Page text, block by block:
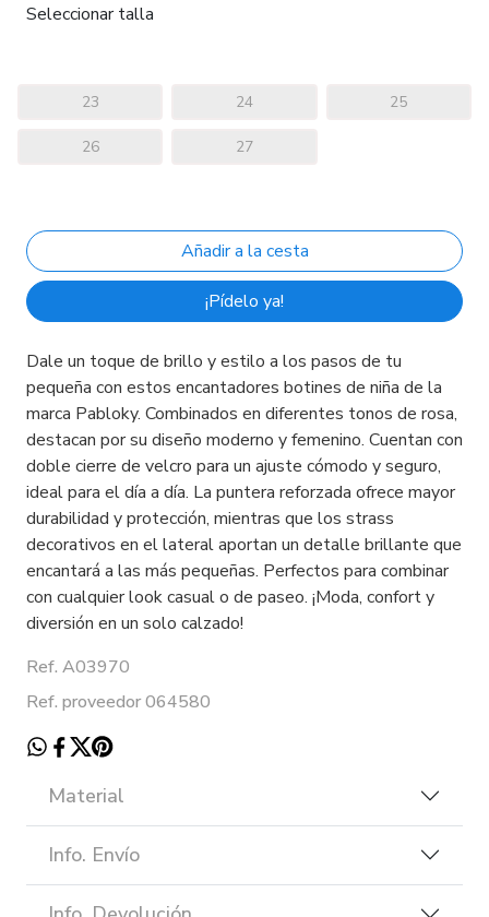
Seleccionar talla
23 24 25
26 27
¡Pídelo ya!
Dale un toque de brillo y estilo a los pasos de tu
pequeña con estos encantadores botines de niña de la
marca Pabloky. Combinados en diferentes tonos de rosa,
destacan por su diseño moderno y femenino. Cuentan con
doble cierre de velcro para un ajuste cómodo y seguro,
ideal para el día a día. La puntera reforzada ofrece mayor
durabilidad y protección, mientras que los strass
decorativos en el lateral aportan un detalle brillante que
encantará a las más pequeñas. Perfectos para combinar
con cualquier look casual o de paseo. ¡Moda, confort y
diversión en un solo calzado!
Ref. A03970
Ref. proveedor 064580
Material
Info. Envío